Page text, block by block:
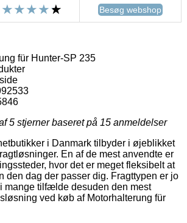
Besøg webshop
für Hunter-SP 235
5 stjerner baseret på 15 anmeldelser
i Danmark tilbyder i øjeblikket
En af de mest anvendte er
hvor det er meget fleksibelt at
den dag der passer dig. Fragttypen er jo
mange tilfælde desuden den mest
ved køb af Motorhalterung für